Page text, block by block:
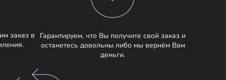
заказ в
Гарантируем, что Вы получите свой заказ и
останетесь довольны либо мы вернём Вам
деньги.